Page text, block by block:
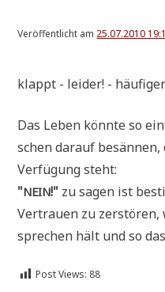
Veröffentlicht am 25.07.2010
klappt - lei­der! -
Das Leben könn­te so
schen dar­auf
Ver­fü­gung steht:
"NEIN!" zu sagen ist
Ver­trau­en zu zer­stö­ren,
spre­chen hält und so
Post Views: 88